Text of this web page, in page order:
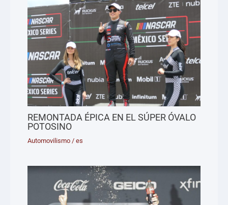
REMONTADA ÉPICA EN EL SÚPER ÓVALO
POTOSINO
Automovilismo /es